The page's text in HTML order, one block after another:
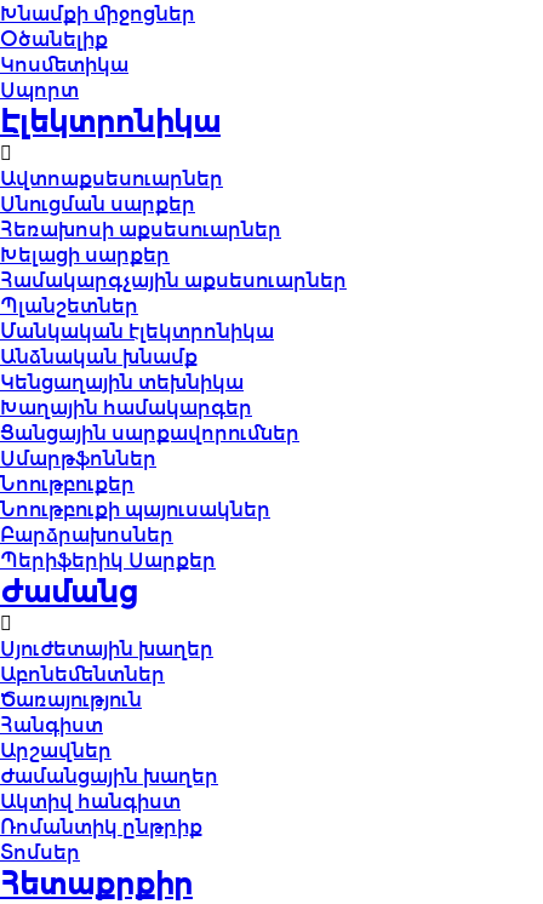
Խնամքի միջոցներ
Օծանելիք
Կոսմետիկա
Սպորտ
Էլեկտրոնիկա
Ավտոաքսեսուարներ
Սնուցման սարքեր
Հեռախոսի աքսեսուարներ
Խելացի սարքեր
Համակարգչային աքսեսուարներ
Պլանշետներ
Մանկական էլեկտրոնիկա
Անձնական խնամք
Կենցաղային տեխնիկա
Խաղային համակարգեր
Ցանցային սարքավորումներ
Սմարթֆոններ
Նոութբուքեր
Նոութբուքի պայուսակներ
Բարձրախոսներ
Պերիֆերիկ Սարքեր
Ժամանց
Սյուժետային խաղեր
Աբոնեմենտներ
Ծառայություն
Հանգիստ
Արշավներ
Ժամանցային խաղեր
Ակտիվ հանգիստ
Ռոմանտիկ ընթրիք
Տոմսեր
Հետաքրքիր